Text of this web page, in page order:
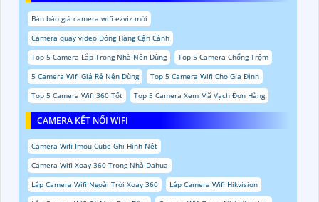
Bản báo giá camera wifi ezviz mới
Camera quay video Đóng Hàng Cận Cảnh
Top 5 Camera Lắp Trong Nhà Nên Dùng
Top 5 Camera Chống Trộm
5 Camera Wifi Giá Rẻ Nên Dùng
Top 5 Camera Wifi Cho Gia Đình
Top 5 Camera Wifi 360 Tốt
Top 5 Camera Xem Mã Vạch Đơn Hàng
CAMERA KẾT NỐI WIFI
Camera Wifi Imou Cube Ghi Hình Nét
Camera Wifi Xoay 360 Trong Nhà Dahua
Lắp Camera Wifi Ngoài Trời Xoay 360
Lắp Camera Wifi Hikvision